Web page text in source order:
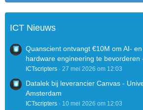
ICT Nieuws
Quanscient ontvangt €10M om AI-
hardware engineering te bevorderen
ICTscripters 27 mei 2026 om 12:03
Datalek bij leverancier Canvas -
Amsterdam
ICTscripters 10 mei 2026 om 12:03